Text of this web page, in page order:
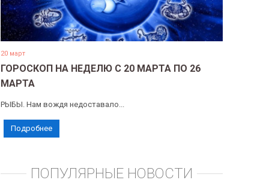
20 март
ГОРОСКОП НА НЕДЕЛЮ С 20 МАРТА ПО 26
МАРТА
РЫБЫ. Нам вождя недоставало...
Подробнее
ПОПУЛЯРНЫЕ НОВОСТИ